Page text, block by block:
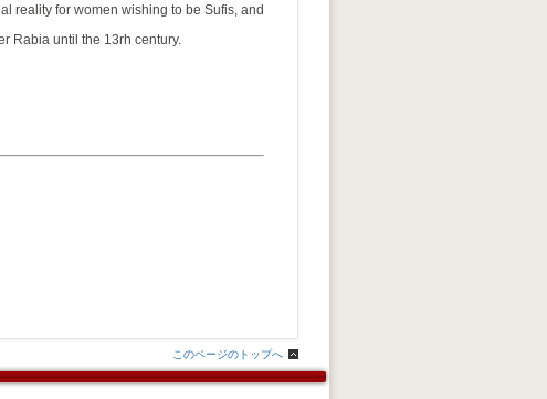
reality for women wishing to be Sufis, and
Rabia until the 13rh century.
このページのトップへ